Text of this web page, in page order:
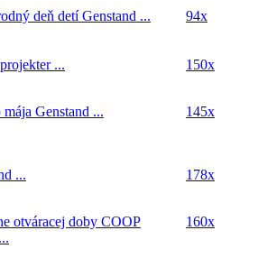
deň detíGenstand ... 94x
projekter ... 150x
mája Genstand ... 145x
... 178x
otváracej doby COOP
160x